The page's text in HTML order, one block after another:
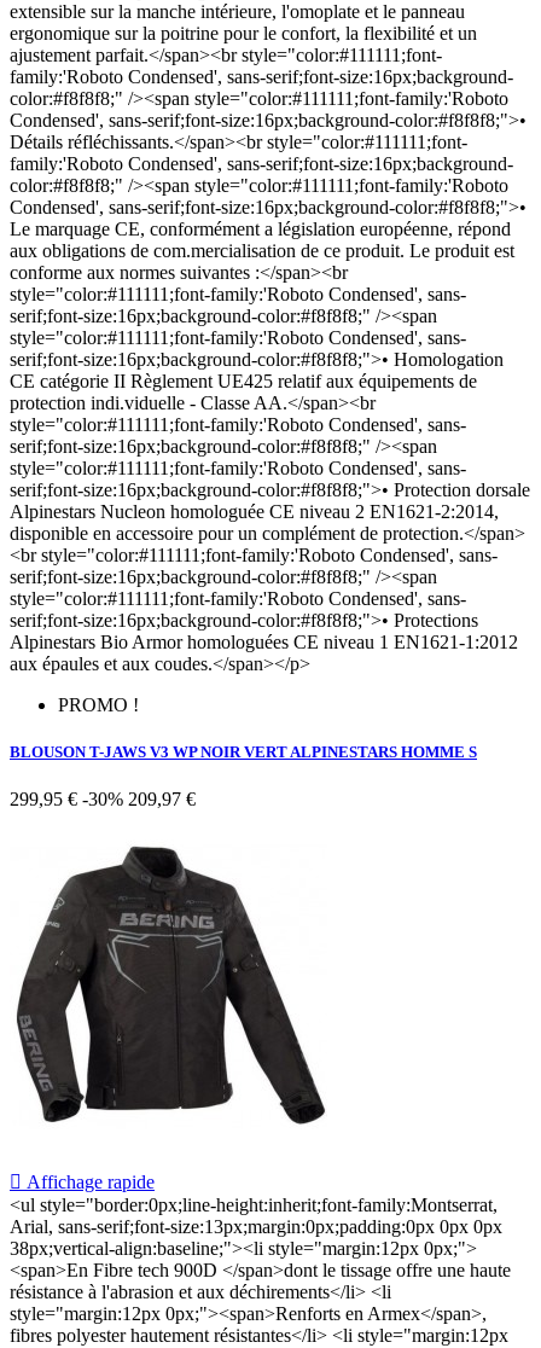
extensible sur la manche intérieure, l'omoplate et le panneau
ergonomique sur la poitrine pour le confort, la flexibilité et un
ajustement parfait.</span><br style="color:#111111;font-
family:'Roboto Condensed', sans-serif;font-size:16px;background-
color:#f8f8f8;" /><span style="color:#111111;font-family:'Roboto
Condensed', sans-serif;font-size:16px;background-color:#f8f8f8;">•
Détails réfléchissants.</span><br style="color:#111111;font-
family:'Roboto Condensed', sans-serif;font-size:16px;background-
color:#f8f8f8;" /><span style="color:#111111;font-family:'Roboto
Condensed', sans-serif;font-size:16px;background-color:#f8f8f8;">•
Le marquage CE, conformément a législation européenne, répond
aux obligations de com.mercialisation de ce produit. Le produit est
conforme aux normes suivantes :</span><br
style="color:#111111;font-family:'Roboto Condensed', sans-
serif;font-size:16px;background-color:#f8f8f8;" /><span
style="color:#111111;font-family:'Roboto Condensed', sans-
serif;font-size:16px;background-color:#f8f8f8;">• Homologation
CE catégorie II Règlement UE425 relatif aux équipements de
protection indi.viduelle - Classe AA.</span><br
style="color:#111111;font-family:'Roboto Condensed', sans-
serif;font-size:16px;background-color:#f8f8f8;" /><span
style="color:#111111;font-family:'Roboto Condensed', sans-
serif;font-size:16px;background-color:#f8f8f8;">• Protection dorsale
Alpinestars Nucleon homologuée CE niveau 2 EN1621-2:2014,
disponible en accessoire pour un complément de protection.</span>
<br style="color:#111111;font-family:'Roboto Condensed', sans-
serif;font-size:16px;background-color:#f8f8f8;" /><span
style="color:#111111;font-family:'Roboto Condensed', sans-
serif;font-size:16px;background-color:#f8f8f8;">• Protections
Alpinestars Bio Armor homologuées CE niveau 1 EN1621-1:2012
aux épaules et aux coudes.</span></p>
PROMO !
BLOUSON T-JAWS V3 WP NOIR VERT ALPINESTARS HOMME S
299,95 € -30% 209,97 €
 Affichage rapide
<ul style="border:0px;line-height:inherit;font-family:Montserrat,
Arial, sans-serif;font-size:13px;margin:0px;padding:0px 0px 0px
38px;vertical-align:baseline;"><li style="margin:12px 0px;">
<span>En Fibre tech 900D </span>dont le tissage offre une haute
résistance à l'abrasion et aux déchirements</li> <li
style="margin:12px 0px;"><span>Renforts en Armex</span>,
fibres polyester hautement résistantes</li> <li style="margin:12px